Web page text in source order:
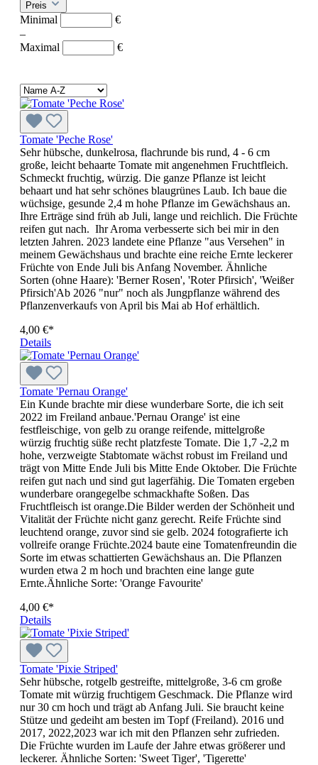
Preis
Minimal
€
–
Maximal
€
Tomate 'Peche Rose'
Sehr hübsche, dunkelrosa, flach­runde bis rund, 4 - 6 cm
große, leicht be­haarte Tomate mit angenehmen Fruchtfleich.
Schmeckt fruchtig, würzig. Die ganze Pflanze ist leicht
behaart und hat sehr schönes blaugrünes Laub. Ich baue die
wüchsige, gesunde 2,4 m hohe Pflanze im Gewächshaus an.
Ihre Erträge sind früh ab Juli, lange und reichlich. Die Früchte
reifen gut nach. Ihr Aroma verbesserte sich bei mir in den
letzten Jahren. 2023 landete eine Pflanze "aus Versehen" in
meinem Gewächshaus und brachte eine reiche Ernte leckerer
Früchte von Ende Juli bis Anfang November. Ähnliche
Sorten (ohne Haare): 'Berner Rosen', 'Roter Pfirsich', 'Weißer
Pfirsich'Ab 2026 "nur" noch als Jungpflanze während des
Pflanzenverkaufs von April bis Mai ab Hof erhältlich.
4,00 €*
Details
Tomate 'Pernau Orange'
Ein Kunde brachte mir diese wunderbare Sorte, die ich seit
2022 im Freiland anbaue.'Pernau Orange' ist eine
festfleischige, von gelb zu orange reifende, mittelgroße
würzig fruchtig süße recht platzfeste Tomate. Die 1,7 -2,2 m
hohe, verzweigte Stabtomate wächst robust im Freiland und
trägt von Mitte Ende Juli bis Mitte Ende Oktober. Die Früchte
reifen gut nach und sind gut lagerfähig. Die Tomaten ergeben
wunderbare orangegelbe schmackhafte Soßen. Das
Fruchtfleisch ist orange.Die Bilder werden der Schönheit und
Vitalität der Früchte nicht ganz gerecht. Reife Früchte sind
leuchtend orange, zuvor sind sie gelb. 2024 fotografierte ich
vollreife orange Früchte.2024 baute eine Tomatenfreundin die
Sorte im etwas schattierten Gewächshaus an. Die Pflanzen
wurden etwa 2 m hoch und brachten eine lange gute
Ernte.Ähnliche Sorte: 'Orange Favourite'
4,00 €*
Details
Tomate 'Pixie Striped'
Sehr hübsche, rotgelb gestreifte, mittelgroße, 3-6 cm große
Tomate mit würzig fruchtigem Geschmack. Die Pflan­ze wird
nur 30 cm hoch und trägt ab Anfang Juli. Sie braucht keine
Stütze und gedeiht am besten im Topf (Freiland). 2016 und
2017, 2022,2023 war ich mit den Pflanzen sehr zufrieden.
Die Früchte wurden im Laufe der Jahre etwas größerer und
leckerer. Ähnliche Sorten: 'Sweet Tiger', 'Tigerette'